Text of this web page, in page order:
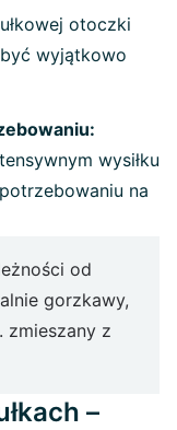
otoczki
wyjątkowo
wysiłku
na
od
gorzkawy,
zmieszany z
–